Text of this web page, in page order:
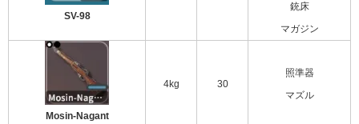
SV-98
銃床
マガジン
Mosin-Nagant
4kg 30
照準器
マズル